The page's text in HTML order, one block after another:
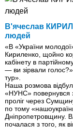
В'ячеслав
людей
«В «України
Кириленко, щойно
кабінету в
— ви зірвали
тур».
Наша розмова
«НУНС» повернувся
проліг через
по тому
Дніпропетровщину.
почалася з того, як